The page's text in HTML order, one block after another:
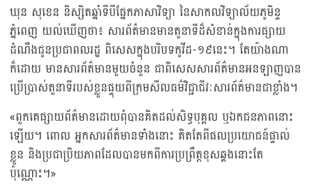
ឃុន សុខេន និស្សិតឆ្នាំទីបីផ្នែកភាសាវិទ្យា នៃសាកលវិទ្យាល័យភូមិន្ទ
ភ្នំពេញ យល់ឃើញថា៖ សារព័ត៌មានមានតួនាទីដ៏សំខាន់ក្នុងការផ្សាយ
ដំណឹងជូនប្រជាពលរដ្ឋ ពិសេសក្នុងបរិបទកូវីដ-១៩នេះ។ តែយ៉ាងណា
ក៏ដោយ មានសារព័ត៌មានមួយចំនួន​ ជាពិសេសសារព័ត៌មានអនឡាញបាន
ប្រើប្រាស់តួនាទីរបស់ខ្លួនផ្ទុយពីក្រមសីលធម៌វិជ្ជាជីវៈសារព័ត៌មានជាខ្លាំង។
«ពួកគេផ្សាយព័ត៌មានដោយពុំបានគិតដល់សិទ្ធបុគ្គល​ ឬឯកជនភាពនោះ
ឡើយ។ ពោល អ្នកសារព័ត៌មានទាំងនោះ គិតតែពីផលប្រយោជន៍ផ្ទាល់
ខ្លួន និងប្រជាប្រិយភាពដែលបានមកពីការប្រព្រឹត្តខុសឆ្គងនោះតែ
ប៉ុណ្ណោះ។»